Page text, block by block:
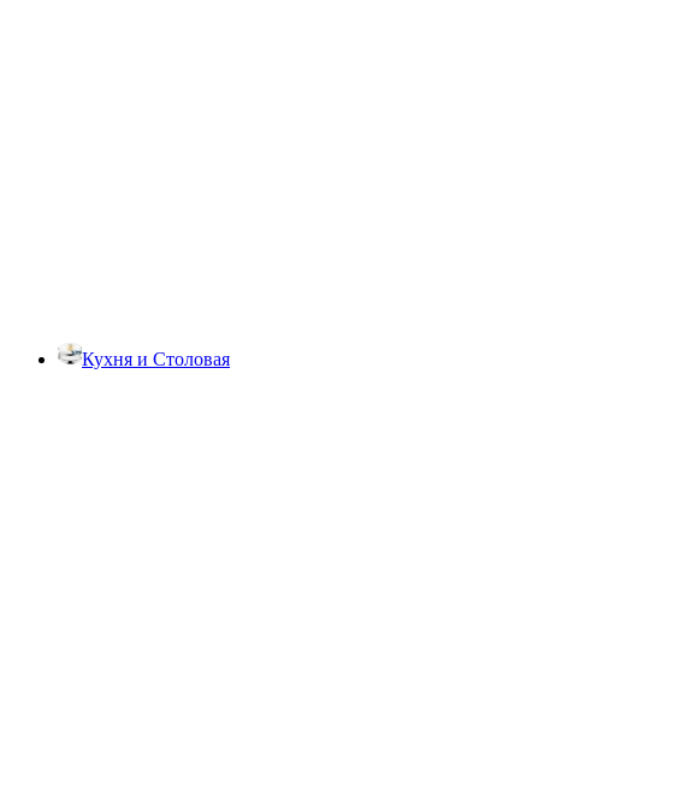
Кухня и Столовая